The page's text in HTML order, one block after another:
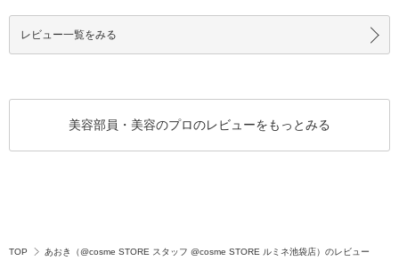
レビュー一覧をみる
美容部員・美容のプロのレビューをもっとみる
TOP あおき（@cosme STORE スタッフ @cosme STORE ルミネ池袋店）のレビュー